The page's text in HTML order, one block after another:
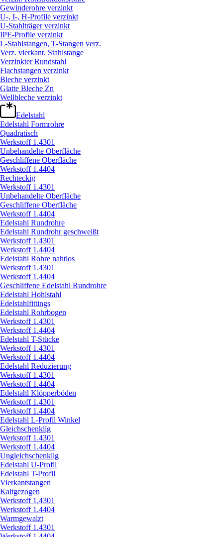
Gewinderohre verzinkt
U-, I-, H-Profile verzinkt
U-Stahlträger verzinkt
IPE-Profile verzinkt
L-Stahlstangen, T-Stangen verz.
Verz. vierkant. Stahlstange
Verzinkter Rundstahl
Flachstangen verzinkt
Bleche verzinkt
Glatte Bleche Zn
Wellbleche verzinkt
Edelstahl
Edelstahl Formrohre
Quadratisch
Werkstoff 1.4301
Unbehandelte Oberfläche
Geschliffene Oberfläche
Werkstoff 1.4404
Rechteckig
Werkstoff 1.4301
Unbehandelte Oberfläche
Geschliffene Oberfläche
Werkstoff 1.4404
Edelstahl Rundrohre
Edelstahl Rundrohr geschweißt
Werkstoff 1.4301
Werkstoff 1.4404
Edelstahl Rohre nahtlos
Werkstoff 1.4301
Werkstoff 1.4404
Geschliffene Edelstahl Rundrohre
Edelstahl Hohlstahl
Edelstahlfittings
Edelstahl Rohrbogen
Werkstoff 1.4301
Werkstoff 1.4404
Edelstahl T-Stücke
Werkstoff 1.4301
Werkstoff 1.4404
Edelstahl Reduzierung
Werkstoff 1.4301
Werkstoff 1.4404
Edelstahl Klöpperböden
Werkstoff 1.4301
Werkstoff 1.4404
Edelstahl L-Profil Winkel
Gleichschenklig
Werkstoff 1.4301
Werkstoff 1.4404
Ungleichschenklig
Edelstahl U-Profil
Edelstahl T-Profil
Vierkantstangen
Kaltgezogen
Werkstoff 1.4301
Werkstoff 1.4404
Warmgewalzt
Werkstoff 1.4301